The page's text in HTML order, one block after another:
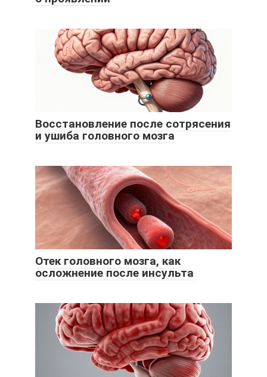
Восстановление после сотрясения
и ушиба головного мозга
Отек головного мозга, как
осложнение после инсульта